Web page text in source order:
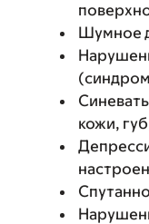
Шумное
кожи,